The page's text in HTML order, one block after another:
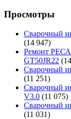
Просмотры
Сварочный
(14 947)
Ремонт
GT50JR22
Сварочный
(11 251)
Сварочный
V3.0 (11 075)
Сварочный
(11 031)